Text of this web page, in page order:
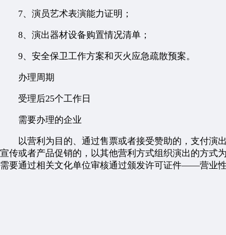
7、演员艺术表演能力证明；
8、演出器材设备购置情况清单；
9、安全保卫工作方案和灭火应急疏散预案。
办理周期
受理后25个工作日
需要办理的企业
以营利为目的、通过售票或者接受赞助的，支付演
宣传或者产品促销的，以其他营利方式组织演出的方式
需要通过相关文化单位审核通过颁发许可证件——营业